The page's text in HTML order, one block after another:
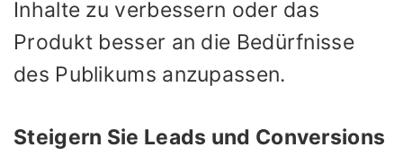
Inhalte zu verbessern oder das
Produkt besser an die Bedürfnisse
des Publikums anzupassen.
Steigern Sie Leads und Conversions